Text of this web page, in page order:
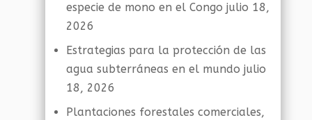
especie de mono en el Congo julio 18,
2026
Estrategias para la protección de las
agua subterráneas en el mundo julio
18, 2026
Plantaciones forestales comerciales,